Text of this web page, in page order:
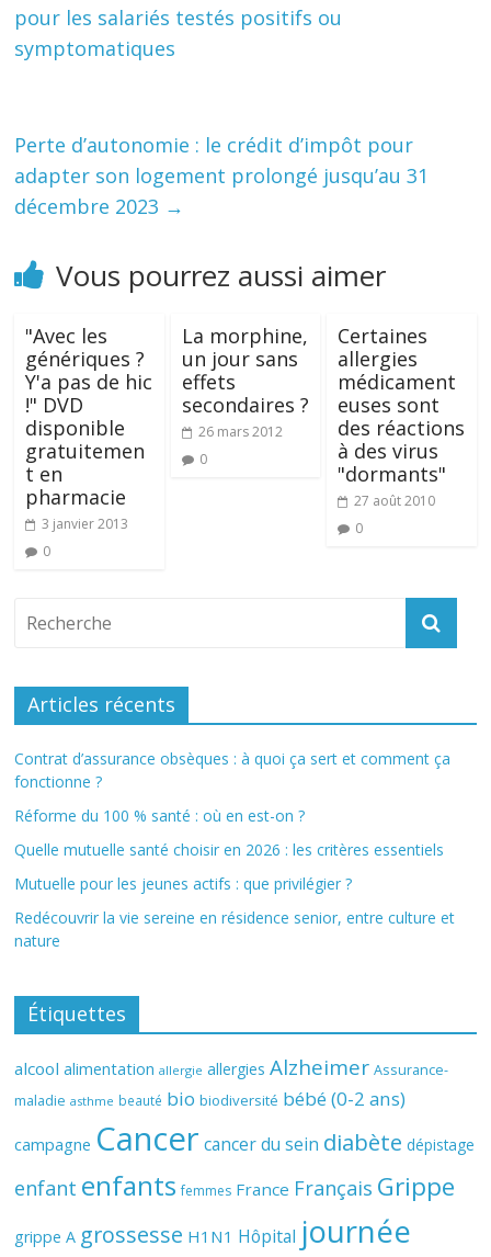
pour les salariés testés positifs ou
symptomatiques
Perte d’autonomie : le crédit d’impôt pour
adapter son logement prolongé jusqu’au 31
décembre 2023 →
Vous pourrez aussi aimer
"Avec les
génériques ?
Y'a pas de hic
!" DVD
disponible
gratuitemen
t en
pharmacie
3 janvier 2013
0
La morphine,
un jour sans
effets
secondaires ?
26 mars 2012
0
Certaines
allergies
médicament
euses sont
des réactions
à des virus
"dormants"
27 août 2010
0
Articles récents
Contrat d’assurance obsèques : à quoi ça sert et comment ça
fonctionne ?
Réforme du 100 % santé : où en est-on ?
Quelle mutuelle santé choisir en 2026 : les critères essentiels
Mutuelle pour les jeunes actifs : que privilégier ?
Redécouvrir la vie sereine en résidence senior, entre culture et
nature
Étiquettes
alcool alimentation allergie allergies Alzheimer Assurance-
maladie asthme beauté bio biodiversité bébé (0-2 ans)
campagne Cancer cancer du sein diabète dépistage
enfant enfants femmes France Français Grippe
grippe A grossesse H1N1 Hôpital journée